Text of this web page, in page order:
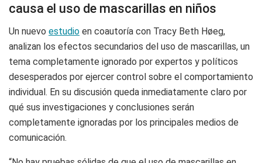
causa el uso de mascarillas en niños
Un nuevo estudio en coautoría con Tracy Beth Høeg,
analizan los efectos secundarios del uso de mascarillas, un
tema completamente ignorado por expertos y políticos
desesperados por ejercer control sobre el comportamiento
individual. En su discusión queda inmediatamente claro por
qué sus investigaciones y conclusiones serán
completamente ignoradas por los principales medios de
comunicación.